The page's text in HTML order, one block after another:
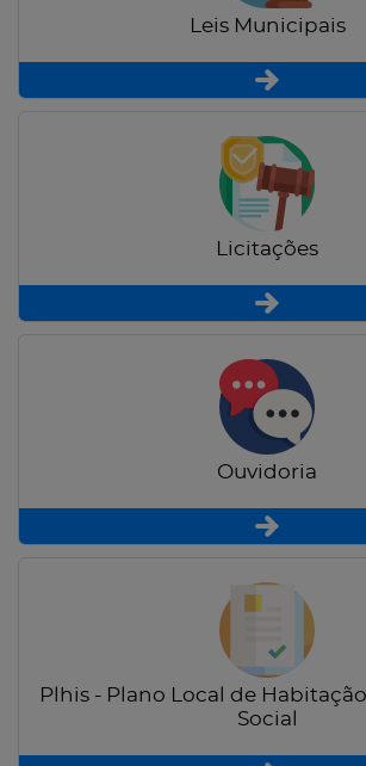
Leis Municipais
Licitações
Ouvidoria
Plhis - Plano Local de
Social